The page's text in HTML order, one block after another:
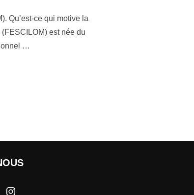
Qu’est-ce qui motive la
est née du
…